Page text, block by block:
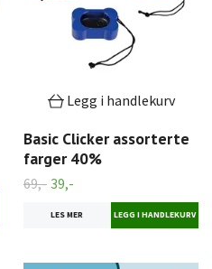
Legg i handlekurv
Basic Clicker assorterte
farger 40%
69,- 39,-
LES MER